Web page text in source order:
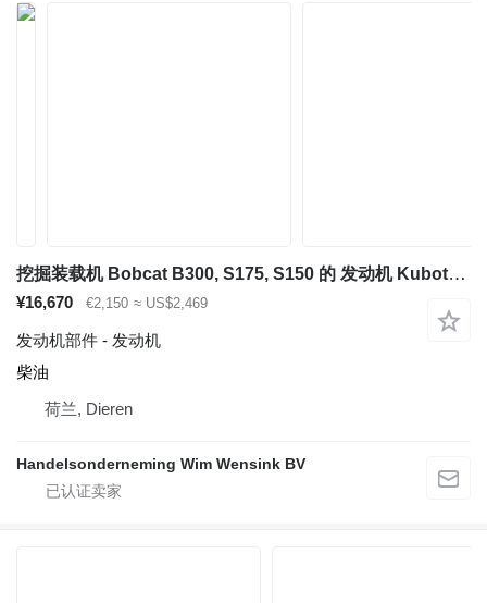
挖掘装载机 Bobcat B300, S175, S150 的 发动机 Kubota V2203
¥16,670 €2,150 ≈ US$2,469
发动机部件 - 发动机
柴油
荷兰, Dieren
Handelsonderneming Wim Wensink BV